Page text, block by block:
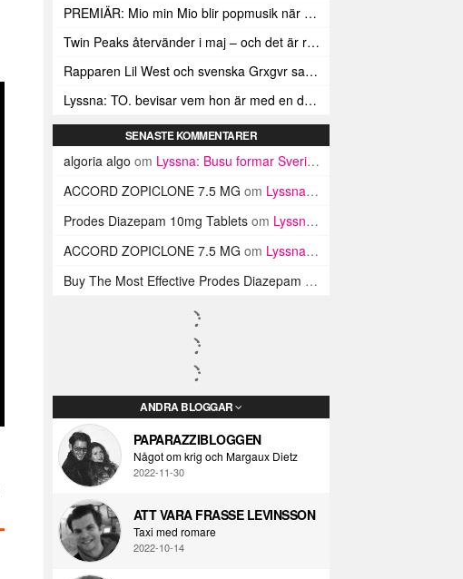
PREMIÄR: Mio min Mio blir popmusik när Ungdom släpper sin debutvideo
Twin Peaks återvänder i maj – och det är rena heroinet enligt Showtimes boss
Rapparen Lil West och svenska Grxgvr samarbetar på den egensinniga bangern Lie To You
Lyssna: TO. bevisar vem hon är med en debut gjord för framtiden
SENASTE KOMMENTARER
algoria algo om Lyssna: Busu formar Sveriges Blink-182 med sin nya pop-punk-rap-låt
ACCORD ZOPICLONE 7.5 MG om Lyssna: Busu formar Sveriges Blink-182 med sin nya pop-punk-rap-låt
Prodes Diazepam 10mg Tablets om Lyssna: Busu formar Sveriges Blink-182 med sin nya pop-punk-rap-låt
ACCORD ZOPICLONE 7.5 MG om Lyssna: Busu formar Sveriges Blink-182 med sin nya pop-punk-rap-låt
Buy The Most Effective Prodes Diazepam Tablets In UK
ANDRA BLOGGAR
PAPARAZZIBLOGGEN
Något om krig och Margaux Dietz
2022-11-30
ATT VARA FRASSE LEVINSSON
Taxi med romare
2022-10-14